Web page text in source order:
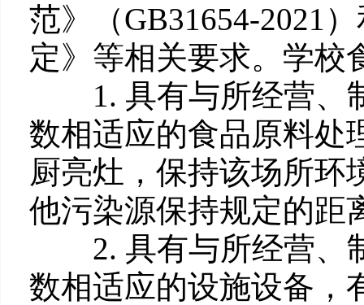
范》（GB31654-2021
定》等相关要求。学校
1. 具有与所经营、
数相适应的食品原料处
厨亮灶，保持该场所环
他污染源保持规定的距
2. 具有与所经营、
数相适应的设施设备，